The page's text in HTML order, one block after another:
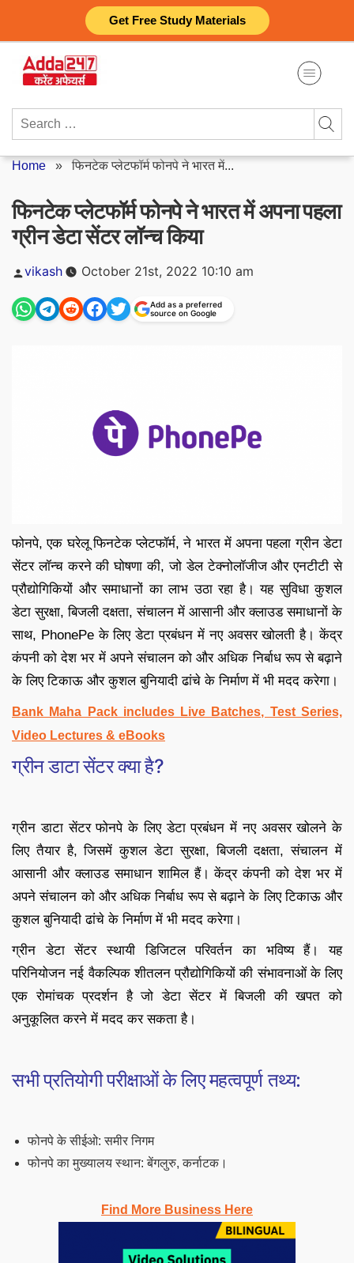
Get Free Study Materials
content
Search
Home »फिनटेक प्लेटफॉर्म फोनपे ने भारत में...
फिनटेक प्लेटफॉर्म फोनपे ने भारत में अपना पहला
ग्रीन डेटा सेंटर लॉन्च किया
Posted
vikash October 21st, 2022 10:10 am
Add as a preferred
source on Google
फोनपे, एक घरेलू फिनटेक प्लेटफॉर्म, ने भारत में अपना पहला ग्रीन डेटा
सेंटर लॉन्च करने की घोषणा की, जो डेल टेक्नोलॉजीज और एनटीटी से
प्रौद्योगिकियों और समाधानों का लाभ उठा रहा है। यह सुविधा कुशल
डेटा सुरक्षा, बिजली दक्षता, संचालन में आसानी और क्लाउड समाधानों के
साथ, PhonePe के लिए डेटा प्रबंधन में नए अवसर खोलती है। केंद्र
कंपनी को देश भर में अपने संचालन को और अधिक निर्बाध रूप से बढ़ाने
के लिए टिकाऊ और कुशल बुनियादी ढांचे के निर्माण में भी मदद करेगा।
Bank Maha Pack includes Live Batches, Test Series,
Video Lectures & eBooks
ग्रीन डाटा सेंटर क्या है?
ग्रीन डाटा सेंटर फोनपे के लिए डेटा प्रबंधन में नए अवसर खोलने के
लिए तैयार है, जिसमें कुशल डेटा सुरक्षा, बिजली दक्षता, संचालन में
आसानी और क्लाउड समाधान शामिल हैं। केंद्र कंपनी को देश भर में
अपने संचालन को और अधिक निर्बाध रूप से बढ़ाने के लिए टिकाऊ और
कुशल बुनियादी ढांचे के निर्माण में भी मदद करेगा।
ग्रीन डेटा सेंटर स्थायी डिजिटल परिवर्तन का भविष्य हैं। यह
परिनियोजन नई वैकल्पिक शीतलन प्रौद्योगिकियों की संभावनाओं के लिए
एक रोमांचक प्रदर्शन है जो डेटा सेंटर में बिजली की खपत को
अनुकूलित करने में मदद कर सकता है।
सभी प्रतियोगी परीक्षाओं के लिए महत्वपूर्ण तथ्य:
फोनपे के सीईओ: समीर निगम
फोनपे का मुख्यालय स्थान: बेंगलुरु, कर्नाटक।
Find More Business Here